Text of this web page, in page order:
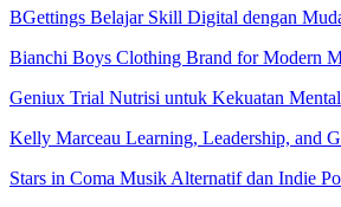
BGettings Belajar Skill Digital dengan
Bianchi Boys Clothing Brand for Modern
Geniux Trial Nutrisi untuk Kekuatan Mental
Kelly Marceau Learning, Leadership, and
Stars in Coma Musik Alternatif dan Indie